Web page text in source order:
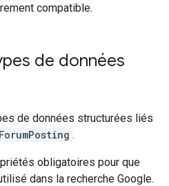
compatible.
de données
de données structurées liés
.
obligatoires pour que
dans la recherche Google.